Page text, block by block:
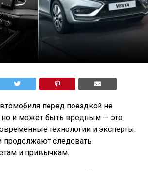
перед поездкой не
но и может быть вредным — это
технологии и эксперты.
продолжают следовать
и привычкам.